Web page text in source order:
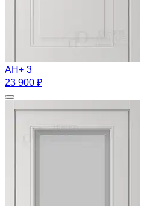
АН+ 3
23 900 ₽